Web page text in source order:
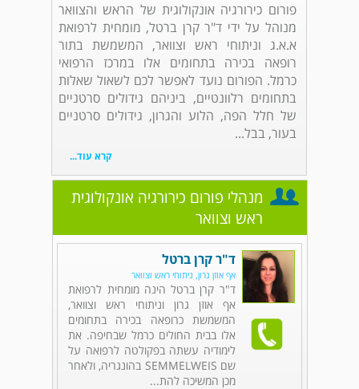
פורום כירורגיה אונקולוגית של הראש והצוואר
מנוהל על ידי ד"ר קרן ברטל, מומחית לרפואת
א.א.ג וניתוחי ראש וצוואר, המשמשת בתור
רופאה בכירה בתחומים אלו במרכז הרפואי
כרמל. הפורום נועד לאפשר לכם לשאול שאלות
בתחומים רלוונטיים, ביניהם גידולים סרטניים
של חלל הפה, הלוע והגרון, גידולים סרטניים
בעור, בבל...
קרא עוד...
מנהלי פורום כירורגיה אונקולוגית
ראש וצוואר
ד"ר קרן ברטל
אף אוזן גרון, ניתוחי ראש וצוואר
ד"ר קרן ברטל הינה מומחית לרפואת
אף אוזן גרון וניתוחי ראש וצוואר,
המשמשת כרופאה בכירה בתחומים
אלו בבית החולים כרמל שבחיפה. את
לימודיה עשתה בפקולטה לרפואה על
שם SEMMELWEIS בהונגריה, ולאחר
מכן המשיכה להת...